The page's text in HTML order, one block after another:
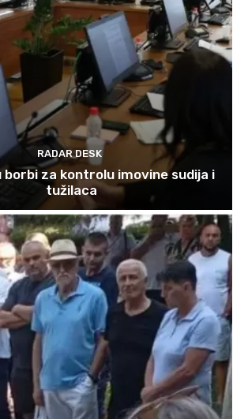
RADAR DESK
borbi za kontrolu imovine sudija i
tužilaca